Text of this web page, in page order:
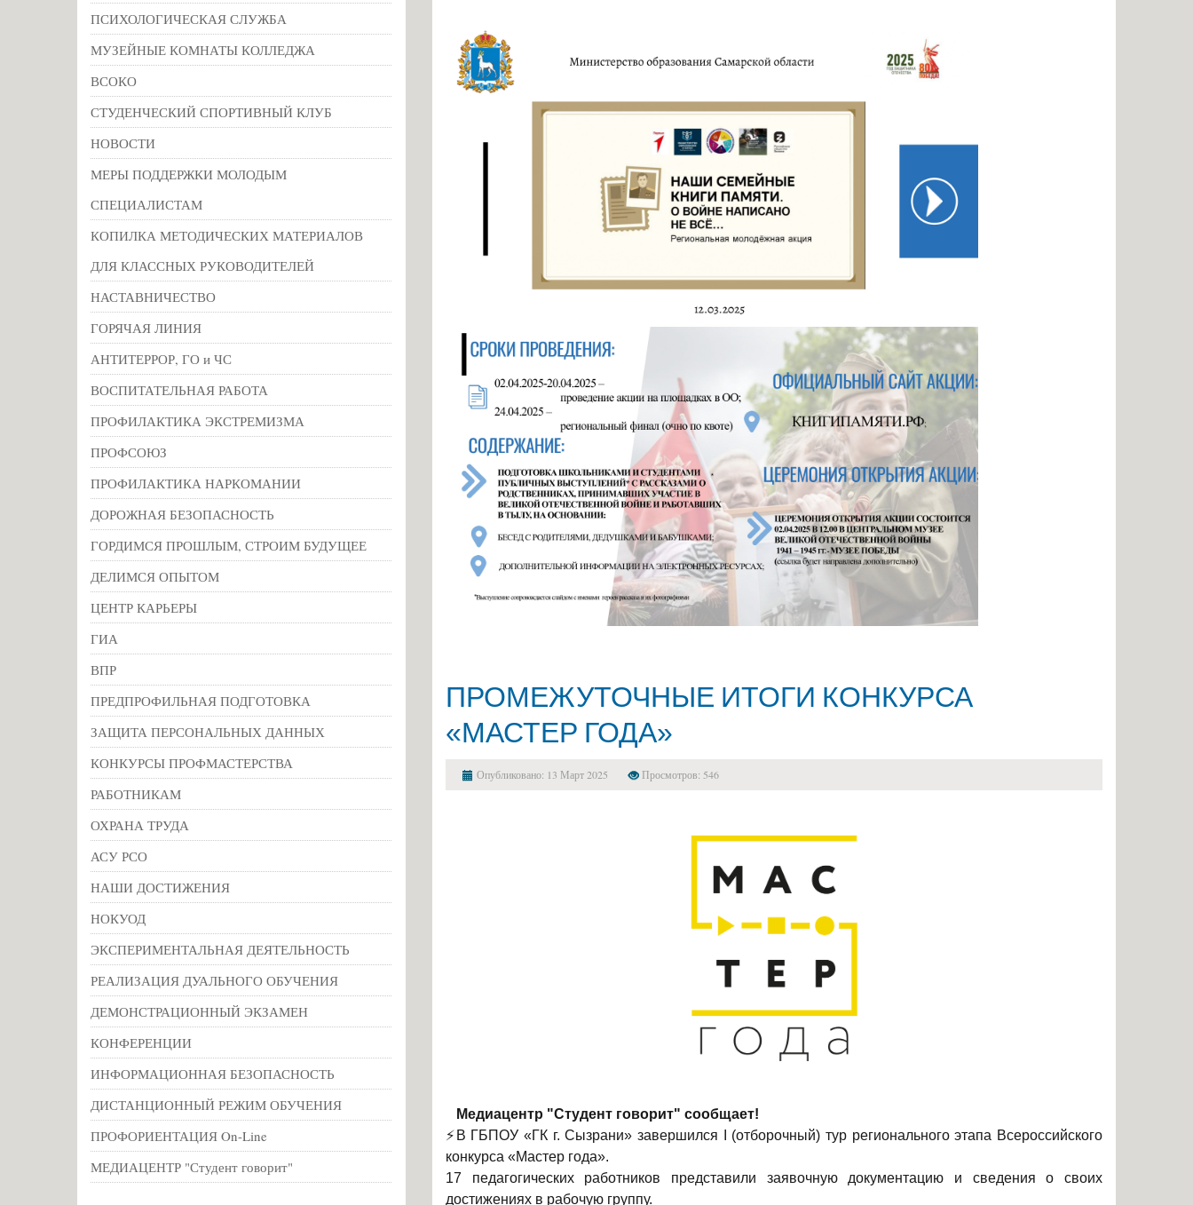
ПРОМЕЖУТОЧНЫЕ ИТОГИ КОНКУРСА
«МАСТЕР ГОДА»
Опубликовано: 13 Март 2025 Просмотров: 546
Медиацентр "Студент говорит" сообщает!
⚡В ГБПОУ «ГК г. Сызрани» завершился I (отборочный) тур регионального этапа Всероссийского
конкурса «Мастер года».
17 педагогических работников представили заявочную документацию и сведения о своих
достижениях в рабочую группу.
ПСИХОЛОГИЧЕСКАЯ СЛУЖБА
МУЗЕЙНЫЕ КОМНАТЫ КОЛЛЕДЖА
ВСОКО
СТУДЕНЧЕСКИЙ СПОРТИВНЫЙ КЛУБ
НОВОСТИ
МЕРЫ ПОДДЕРЖКИ МОЛОДЫМ
СПЕЦИАЛИСТАМ
КОПИЛКА МЕТОДИЧЕСКИХ МАТЕРИАЛОВ
ДЛЯ КЛАССНЫХ РУКОВОДИТЕЛЕЙ
НАСТАВНИЧЕСТВО
ГОРЯЧАЯ ЛИНИЯ
АНТИТЕРРОР, ГО и ЧС
ВОСПИТАТЕЛЬНАЯ РАБОТА
ПРОФИЛАКТИКА ЭКСТРЕМИЗМА
ПРОФСОЮЗ
ПРОФИЛАКТИКА НАРКОМАНИИ
ДОРОЖНАЯ БЕЗОПАСНОСТЬ
ГОРДИМСЯ ПРОШЛЫМ, СТРОИМ БУДУЩЕЕ
ДЕЛИМСЯ ОПЫТОМ
ЦЕНТР КАРЬЕРЫ
ГИА
ВПР
ПРЕДПРОФИЛЬНАЯ ПОДГОТОВКА
ЗАЩИТА ПЕРСОНАЛЬНЫХ ДАННЫХ
КОНКУРСЫ ПРОФМАСТЕРСТВА
РАБОТНИКАМ
ОХРАНА ТРУДА
АСУ РСО
НАШИ ДОСТИЖЕНИЯ
НОКУОД
ЭКСПЕРИМЕНТАЛЬНАЯ ДЕЯТЕЛЬНОСТЬ
РЕАЛИЗАЦИЯ ДУАЛЬНОГО ОБУЧЕНИЯ
ДЕМОНСТРАЦИОННЫЙ ЭКЗАМЕН
КОНФЕРЕНЦИИ
ИНФОРМАЦИОННАЯ БЕЗОПАСНОСТЬ
ДИСТАНЦИОННЫЙ РЕЖИМ ОБУЧЕНИЯ
ПРОФОРИЕНТАЦИЯ On-Line
МЕДИАЦЕНТР "Студент говорит"